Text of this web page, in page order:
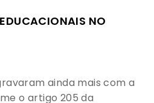
NO
ainda mais com a
o artigo 205 da